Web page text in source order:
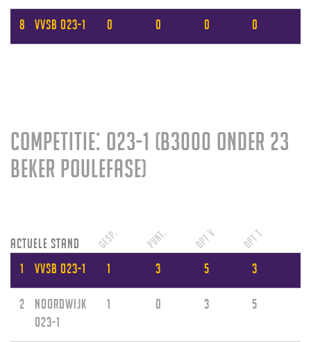
8 VVSB O23-1 0 0 0 0
Competitie: O23-1 (B3000 Onder 23
beker poulefase)
Actuele stand Gesp. Punt. DPT V DPT T
1 VVSB O23-1 1 3 5 3
2
Noordwijk
O23-1
1 0 3 5